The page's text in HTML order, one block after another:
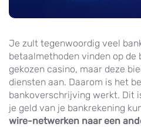
Je zult tegenwoordig veel
betaalmethoden vinden op de
gekozen casino, maar deze
diensten aan. Daarom is het
bankoverschrijving werkt. Dit
je geld van je bankrekening
wire-netwerken naar een